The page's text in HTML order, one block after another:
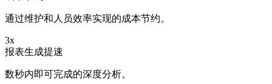
通过维护和人员效率实现的成本节约。
3x
报表生成提速
数秒内即可完成的深度分析。